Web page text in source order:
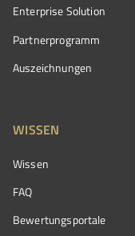
Enterprise Solution
Partnerprogramm
Auszeichnungen
WISSEN
Wissen
FAQ
Bewertungsportale